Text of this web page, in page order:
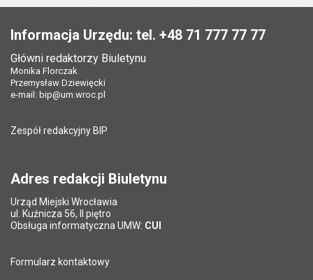
Informacja Urzędu: tel. +48 71 777 77 77
Główni redaktorzy Biuletynu
Monika Florczak
Przemysław Dziewięcki
e-mail: bip@um.wroc.pl
Zespół redakcyjny BIP
Adres redakcji Biuletynu
Urząd Miejski Wrocławia
ul. Kuźnicza 56, II piętro
Obsługa informatyczna UMW: CUI
Formularz kontaktowy